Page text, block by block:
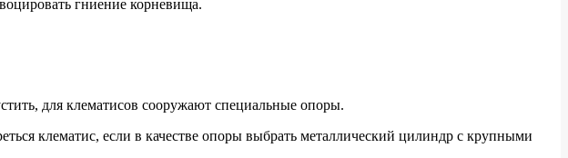
гниение корневища.
для клематисов сооружают специальные опоры.
клематис, если в качестве опоры выбрать металлический цилиндр с крупными